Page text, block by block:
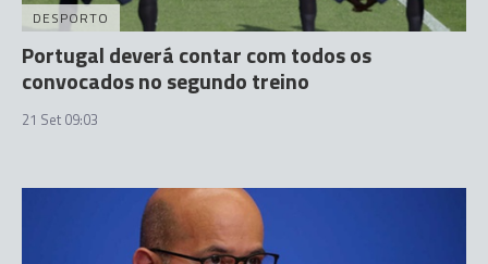
DESPORTO
Portugal deverá contar com todos os
convocados no segundo treino
21 Set 09:03